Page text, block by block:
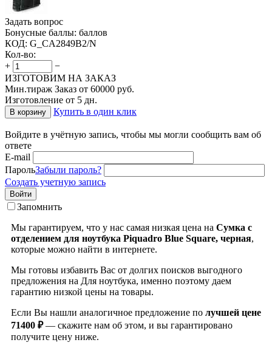
Задать вопрос
Бонусные баллы: баллов
КОД: G_CA2849B2/N
Кол-во:
+
−
ИЗГОТОВИМ НА ЗАКАЗ
Мин.тираж Заказ от 60000 руб.
Изготовление от 5 дн.
В корзину Купить в один клик
Войдите в учётную запись, чтобы мы могли сообщить вам об
ответе
E-mail
ПарольЗабыли пароль?
Создать учетную запись
Войти
Запомнить
Мы гарантируем, что у нас самая низкая цена на Сумка с
отделением для ноутбука Piquadro Blue Square, черная,
которые можно найти в интернете.
Мы готовы избавить Вас от долгих поисков выгодного
предложения на Для ноутбука, именно поэтому даем
гарантию низкой цены на товары.
Если Вы нашли аналогичное предложение по лучшей цене
71400 ₽— скажите нам об этом, и вы гарантировано
получите цену ниже.